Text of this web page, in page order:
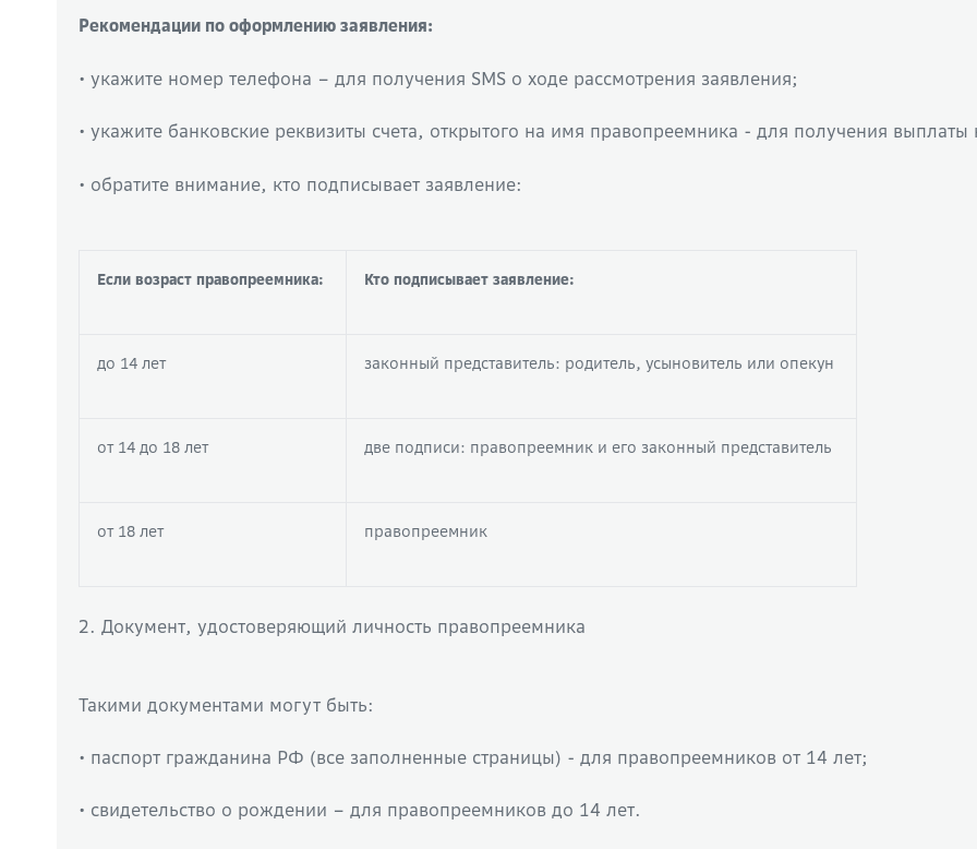
Рекомендации по оформлению заявления:
• укажите номер телефона – для получения SMS о ходе рассмотрения заявления;
• укажите банковские реквизиты счета, открытого на имя правопреемника - для получения
• обратите внимание, кто подписывает заявление:
Если возраст правопреемника: Кто подписывает заявление:
до 14 лет законный представитель: родитель, усыновитель или опекун
от 14 до 18 лет две подписи: правопреемник и его законный представитель
от 18 лет правопреемник
2. Документ, удостоверяющий личность правопреемника
Такими документами могут быть:
• паспорт гражданина РФ (все заполненные страницы) - для правопреемников от 14 лет;
• свидетельство о рождении – для правопреемников до 14 лет.